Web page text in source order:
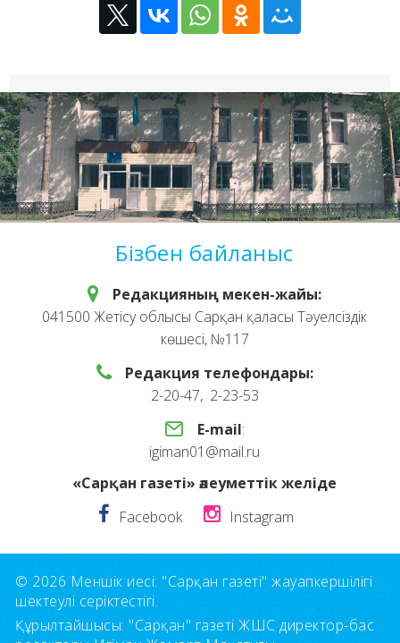
Бізбен байланыс
Редакцияның мекен-жайы:
041500 Жетісу облысы Сарқан қаласы Тәуелсіздік
көшесі, №117
Редакция телефондары:
2-20-47, 2-23-53
E-mail:
igiman01@mail.ru
«Сарқан газеті» әлеуметтік желіде
Facebook
Instagram
© 2026 Меншік иесі: "Сарқан газеті" жауапкершілігі
шектеулі серіктестігі.
Құрылтайшысы: "Сарқан" газеті ЖШС директор-бас